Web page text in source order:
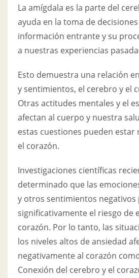
La amígdala es la parte del
ayuda en la toma de
información entrante y su
a nuestras experiencias
Esto demuestra una relación
y sentimientos, el cerebro y el
Otras actitudes mentales y el
afectan al cuerpo y nuestra
estas cuestiones pueden estar
el corazón.
Investigaciones científicas
determinado que las
y otros sentimientos
significativamente el riesgo de
corazón. Por lo tanto, las
los niveles altos de ansiedad
negativamente al corazón
Conexión del cerebro y el